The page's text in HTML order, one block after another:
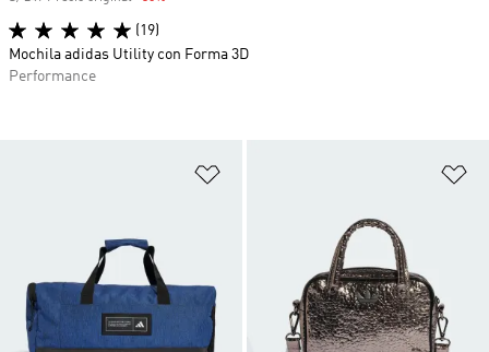
(19)
Mochila adidas Utility con Forma 3D
Performance